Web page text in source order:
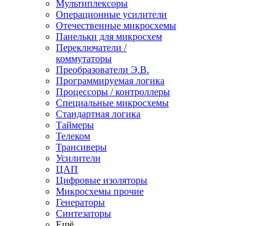
Мультиплексоры
Операционные усилители
Отечественные микросхемы
Панельки для микросхем
Переключатели /
коммутаторы
Преобразователи Э.В.
Программируемая логика
Процессоры / контроллеры
Специальные микросхемы
Стандартная логика
Таймеры
Телеком
Трансиверы
Усилители
ЦАП
Цифровые изоляторы
Микросхемы прочие
Генераторы
Синтезаторы